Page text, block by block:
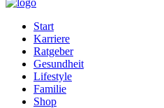
Start
Karriere
Ratgeber
Gesundheit
Lifestyle
Familie
Shop